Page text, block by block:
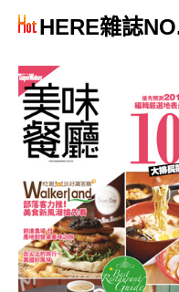
HERE雜誌